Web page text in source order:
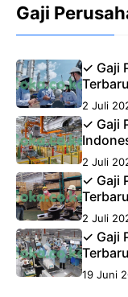
Gaji
✓ Gaji
2 Juli
✓ Gaji
2 Juli
✓ Gaji
2 Juli
✓ Gaji
19 Juni